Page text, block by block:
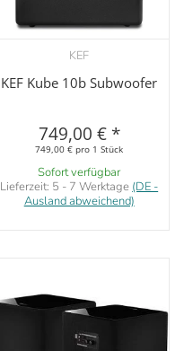
KEF
KEF Kube 10b Subwoofer
749,00 € *
749,00 € pro 1 Stück
Sofort verfügbar
Lieferzeit: 5 - 7 Werktage (DE -
Ausland abweichend)